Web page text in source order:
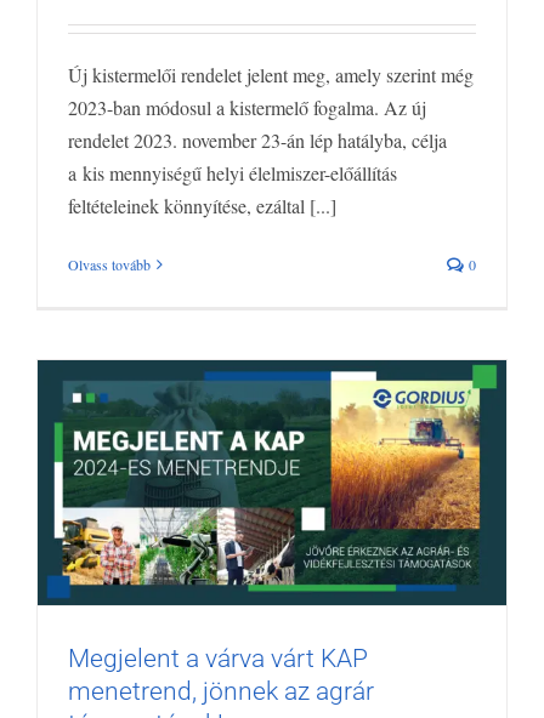
Mezőgazdasági pályázatok
Új kistermelői rendelet jelent meg, amely szerint még
2023-ban módosul a kistermelő fogalma. Az új
rendelet 2023. november 23-án lép hatályba, célja
a kis mennyiségű helyi élelmiszer-előállítás
feltételeinek könnyítése, ezáltal [...]
Olvass tovább 0
Megjelent a várva várt KAP menetrend,
jönnek az agrár támogatások!
Megjelent a várva várt KAP
menetrend, jönnek az agrár